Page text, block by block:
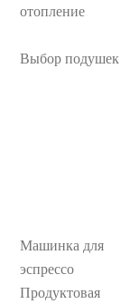
отопление
Выбор подушек
Машинка для
эспрессо
Продуктовая